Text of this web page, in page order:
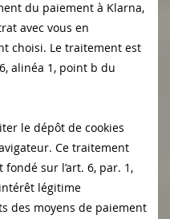
du paiement à Klarna,
avec vous en
choisi. Le traitement est
alinéa 1, point b du
le dépôt de cookies
Ce traitement
sur l’art. 6, par. 1,
légitime
des moyens de paiement